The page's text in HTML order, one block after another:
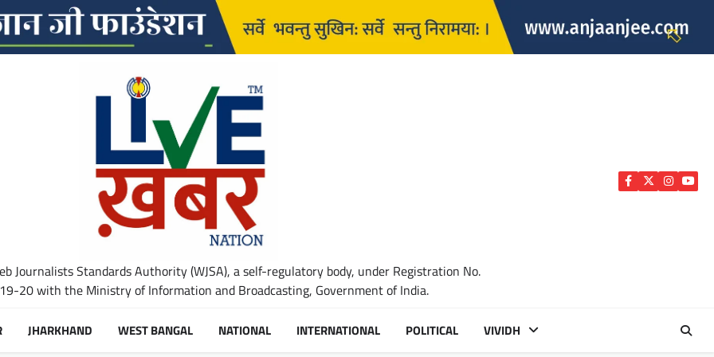
Journalists Standards Authority (WJSA), a self-regulatory body, under Registration No.
20 with the Ministry of Information and Broadcasting, Government of India.
Facebook
Twitter
JHARKHAND WEST BANGAL NATIONAL INTERNATIONAL POLITICAL VIVIDH